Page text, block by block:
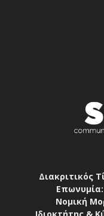
Διακριτικός
Επωνυμία:
Νομική